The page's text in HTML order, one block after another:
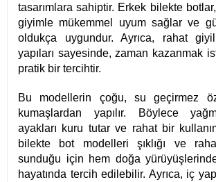
tasarımlara sahiptir. Erkek bilekte
giyimle mükemmel uyum sağlar ve
oldukça uygundur. Ayrıca, rahat
yapıları sayesinde, zaman kazanmak
pratik bir tercihtir.
Bu modellerin çoğu, su geçirmez
kumaşlardan yapılır. Böylece
ayakları kuru tutar ve rahat bir
bilekte bot modelleri şıklığı ve
sunduğu için hem doğa
hayatında tercih edilebilir. Ayrıca, iç